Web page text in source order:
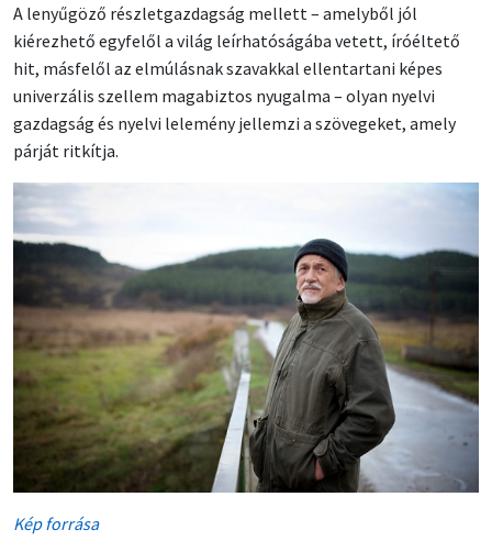
A lenyűgöző részletgazdagság mellett – amelyből jól
kiérezhető egyfelől a világ leírhatóságába vetett, íróéltető
hit, másfelől az elmúlásnak szavakkal ellentartani képes
univerzális szellem magabiztos nyugalma – olyan nyelvi
gazdagság és nyelvi lelemény jellemzi a szövegeket, amely
párját ritkítja.
Kép forrása